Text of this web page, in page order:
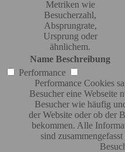
Metriken wie
Besucherzahl,
Absprungrate,
Ursprung oder
ähnlichem.
Name Beschreibung
Performance
Performance Cookies
Besucher eine Webseite
Besucher wie häufig
der Website oder ob der
bekommen. Alle
sind